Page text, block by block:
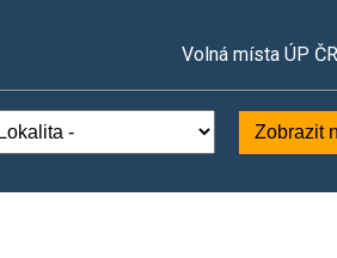
Volná místa ÚP ČR
Zobrazit